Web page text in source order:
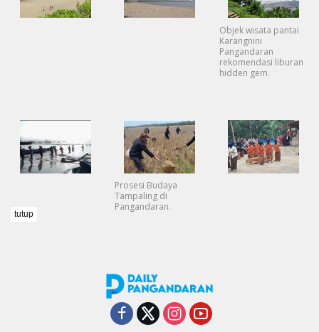
Objek wisata pantai
Karangnini
Pangandaran
rekomendasi liburan
hidden gem.
Prosesi Budaya
Tampaling di
Pangandaran.
tutup